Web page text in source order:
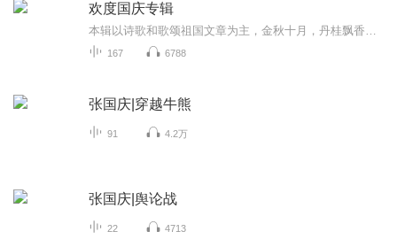
欢度国庆专辑
167 6788
张国庆|穿越牛熊
91 4.2万
张国庆|舆论战
22 4713